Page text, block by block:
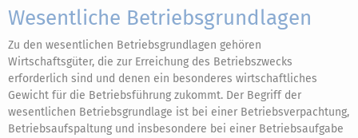
Wesentliche Betriebsgrundlagen
Zu den wesentlichen Betriebsgrundlagen gehören
Wirtschaftsgüter, die zur Erreichung des Betriebszwecks
erforderlich sind und denen ein besonderes wirtschaftliches
Gewicht für die Betriebsführung zukommt. Der Begriff der
wesentlichen Betriebsgrundlage ist bei einer Betriebsverpachtung,
Betriebsaufspaltung und insbesondere bei einer Betriebsaufgabe